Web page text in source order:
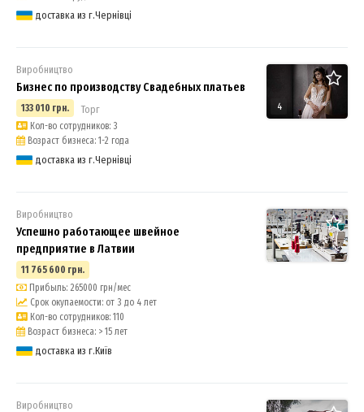
доставка из г.Чернівці
4
Виробництво
Бизнес по производству Свадебных платьев
133 010 грн. Торг
Кол-во сотрудников: 3
Возраст бизнеса: 1-2 года
доставка из г.Чернівці
Виробництво
Успешно работающее швейное
предприятие в Латвии
11 765 600 грн.
Прибыль: 265000 грн/мес
Срок окупаемости: от 3 до 4 лет
Кол-во сотрудников: 110
Возраст бизнеса: > 15 лет
доставка из г.Київ
Виробництво